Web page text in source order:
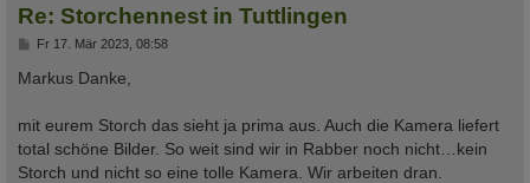
Re: Storchennest in Tuttlingen
B
t
a
g
Fr 17. Mär 2023, 08:58
Markus Danke,
mit eurem Storch das sieht ja prima aus. Auch die Kamera liefert
total schöne Bilder. So weit sind wir in Rabber noch nicht…kein
Storch und nicht so eine tolle Kamera. Wir arbeiten dran.